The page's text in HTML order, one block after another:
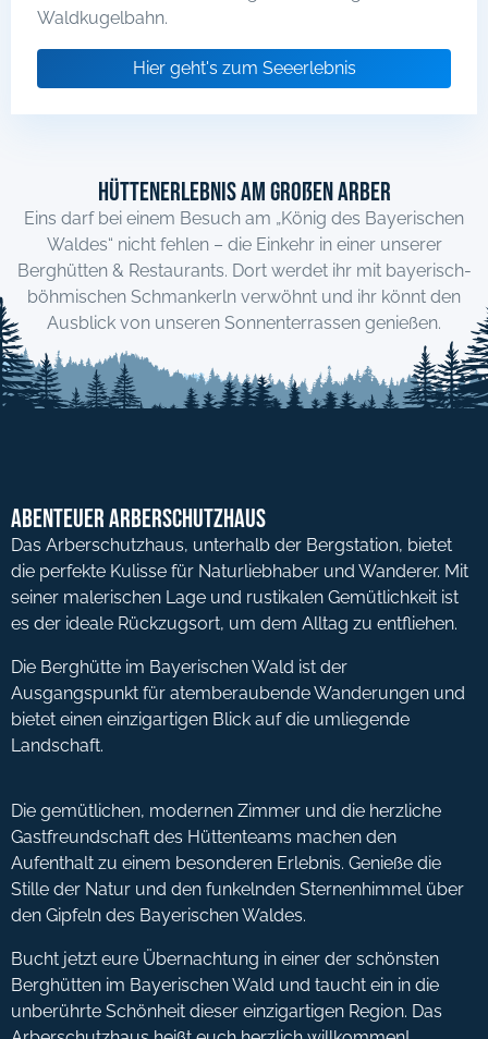
Waldkugelbahn.
Hier geht's zum Seeerlebnis
Hüttenerlebnis am Großen Arber
Eins darf bei einem Besuch am „König des Bayerischen
Waldes“ nicht fehlen – die Einkehr in einer unserer
Berghütten & Restaurants. Dort werdet ihr mit bayerisch-
böhmischen Schmankerln verwöhnt und ihr könnt den
Ausblick von unseren Sonnenterrassen genießen.
Abenteuer Arberschutzhaus
Das Arberschutzhaus, unterhalb der Bergstation, bietet
die perfekte Kulisse für Naturliebhaber und Wanderer. Mit
seiner malerischen Lage und rustikalen Gemütlichkeit ist
es der ideale Rückzugsort, um dem Alltag zu entfliehen.
Die Berghütte im Bayerischen Wald ist der
Ausgangspunkt für atemberaubende Wanderungen und
bietet einen einzigartigen Blick auf die umliegende
Landschaft.
Die gemütlichen, modernen Zimmer und die herzliche
Gastfreundschaft des Hüttenteams machen den
Aufenthalt zu einem besonderen Erlebnis. Genieße die
Stille der Natur und den funkelnden Sternenhimmel über
den Gipfeln des Bayerischen Waldes.
Bucht jetzt eure Übernachtung in einer der schönsten
Berghütten im Bayerischen Wald und taucht ein in die
unberührte Schönheit dieser einzigartigen Region. Das